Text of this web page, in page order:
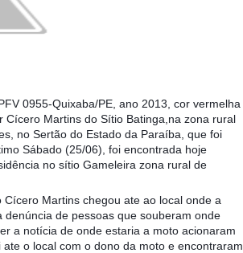
0955-Quixaba/PE, ano 2013, cor vermelha
Cícero Martins do Sítio Batinga,na zona rural
no Sertão do Estado da Paraíba, que foi
Sábado (25/06), foi encontrada hoje
no sítio Gameleira zona rural de
Martins chegou ate ao local onde a
denúncia de pessoas que souberam onde
a notícia de onde estaria a moto acionaram
o local com o dono da moto e encontraram